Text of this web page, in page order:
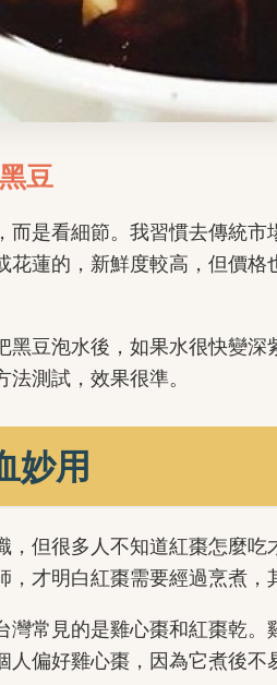
豆
而是看細節。我習慣去傳統
花蓮的，新鮮度較高，但價
黑豆泡水後，如果水很快變
測試，效果很準。
妙用
，但很多人不知道紅棗怎麼
，才明白紅棗需要經過烹煮，
灣常見的是雞心棗和紅棗乾
人偏好雞心棗，因為它煮後不